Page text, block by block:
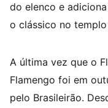
do elenco e
o clássico no
A última vez que o
Flamengo foi em
pelo Brasileirão.